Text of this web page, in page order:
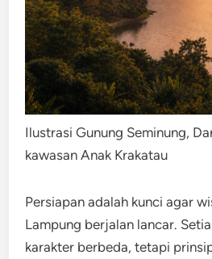
Ilustrasi Gunung Seminung,
kawasan Anak Krakatau
Persiapan adalah kunci agar
Lampung berjalan lancar.
karakter berbeda, tetapi